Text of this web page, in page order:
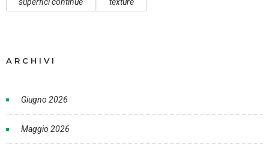
ARCHIVI
Giugno 2026
Maggio 2026